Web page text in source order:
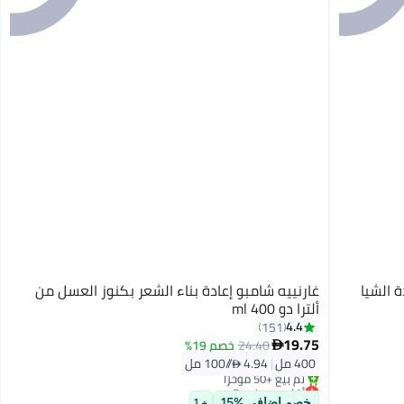
الشيا غارنييه شامبو إعادة بناء الشعر بكنوز العسل من
ألترا دو 400 ml
4.4
151
19.75
24.40 خصم 19%
400 مل |4.94 /⁨/100 مل⁩
أقل سعر في 7 يوم
بتخلّص بسرعة